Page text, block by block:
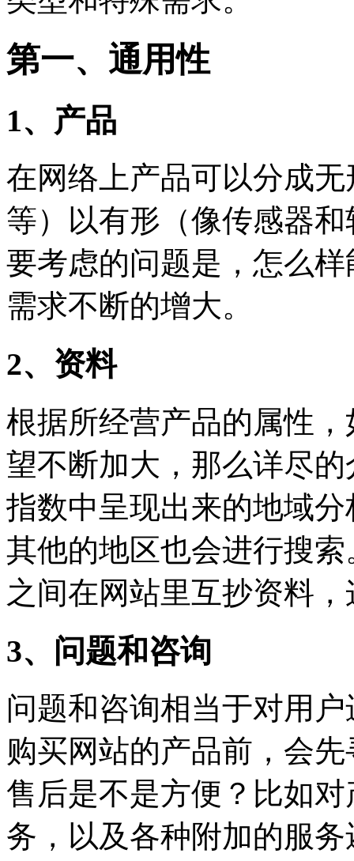
第一、通用性
1、产品
在网络上产品可以分成
等）以有形（像传感器
要考虑的问题是，怎么
需求不断的增大。
2、资料
根据所经营产品的属性
望不断加大，那么详尽
指数中呈现出来的地域
其他的地区也会进行搜
之间在网站里互抄资料
3、问题和咨询
问题和咨询相当于对用
购买网站的产品前，会
售后是不是方便？比如
务，以及各种附加的服